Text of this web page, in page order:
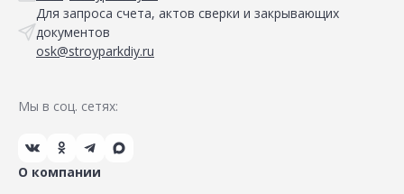
Для запроса счета, актов сверки и закрывающих
документов
osk@stroyparkdiy.ru
Мы в соц. сетях:
О компании